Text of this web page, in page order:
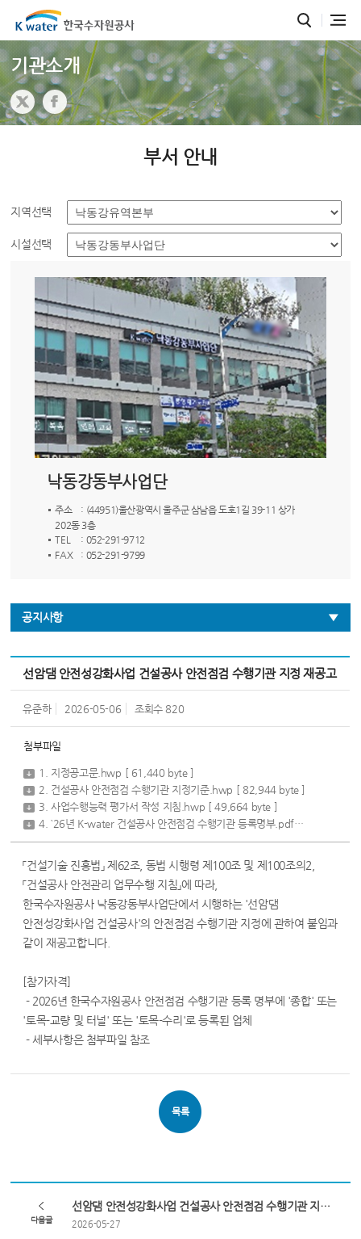
기관소개
부서 안내
지역선택
시설선택
낙동강동부사업단
주소
: (44951)울산광역시 울주군 삼남읍 도호1길 39-11 상가
202동 3층
TEL
: 052-291-9712
FAX
: 052-291-9799
공지사항
선암댐 안전성강화사업 건설공사 안전점검 수행기관 지정 재공고
유준하 2026-05-06 조회수820
첨부파일
1. 지정공고문.hwp [ 61,440 byte ]
2. 건설공사 안전점검 수행기관 지정기준.hwp [ 82,944 byte ]
3. 사업수행능력 평가서 작성 지침.hwp [ 49,664 byte ]
4. `26년 K-water 건설공사 안전점검 수행기관 등록명부.pdf [ 199,645
「건설기술 진흥법」 제62조, 동법 시행령 제100조 및 제100조의2,
「건설공사 안전관리 업무수행 지침」에 따라,
한국수자원공사 낙동강동부사업단에서 시행하는 '선암댐
안전성강화사업 건설공사'의 안전점검 수행기관 지정에 관하여 붙임과
같이 재공고합니다.
[참가자격]
- 2026년 한국수자원공사 안전점검 수행기관 등록 명부에 '종합' 또는
'토목-교량 및 터널' 또는 '토목-수리'로 등록된 업체
- 세부사항은 첨부파일 참조
목록
다음글
선암댐 안전성강화사업 건설공사 안전점검 수행기관 지정결과 알림
2026-05-27